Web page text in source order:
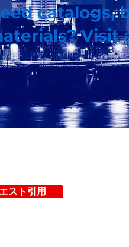
catalogs,
Visit
スト引用